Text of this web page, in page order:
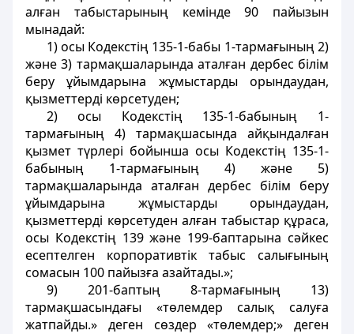
алған табыстарының кемiнде 90 пайызын
мынадай:
1) осы Кодекстiң 135-1-бабы 1-тармағының 2)
және 3) тармақшаларында аталған дербес білім
беру ұйымдарына жұмыстарды орындаудан,
қызметтерді көрсетуден;
2) осы Кодекстiң 135-1-бабының 1-
тармағының 4) тармақшасында айқындалған
қызмет түрлерi бойынша осы Кодекстiң 135-1-
бабының 1-тармағының 4) және 5)
тармақшаларында аталған дербес білім беру
ұйымдарына жұмыстарды орындаудан,
қызметтерді көрсетуден алған табыстар құраса,
осы Кодекстiң 139 және 199-баптарына сәйкес
есептелген корпоративтiк табыс салығының
сомасын 100 пайызға азайтады.»;
9) 201-баптың 8-тармағының 13)
тармақшасындағы «төлемдер салық салуға
жатпайды.» деген сөздер «төлемдер;» деген